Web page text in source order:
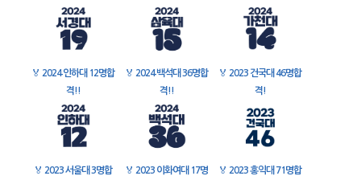
🏅 2024 인하대 12명합
격!!
🏅 2024 백석대 36명합
격!!
🏅 2023 건국대 46명합
격!
🏅 2023 서울대 3명합
🏅 2023 이화여대 17명
🏅 2023 홍익대 71명합